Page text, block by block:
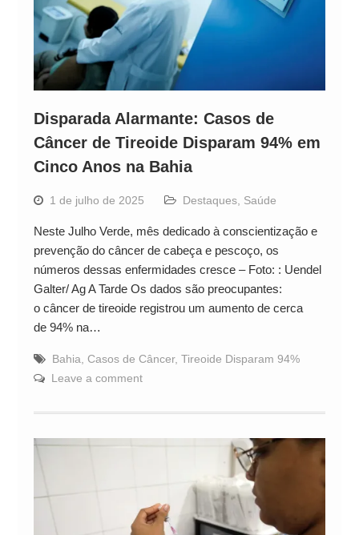
Disparada Alarmante: Casos de
Câncer de Tireoide Disparam 94% em
Cinco Anos na Bahia
1 de julho de 2025 Destaques, Saúde
Neste Julho Verde, mês dedicado à conscientização e
prevenção do câncer de cabeça e pescoço, os
números dessas enfermidades cresce – Foto: : Uendel
Galter/ Ag A Tarde Os dados são preocupantes:
o câncer de tireoide registrou um aumento de cerca
de 94% na…
Bahia Casos de Câncer, Tireoide Disparam 94%
Leave a comment